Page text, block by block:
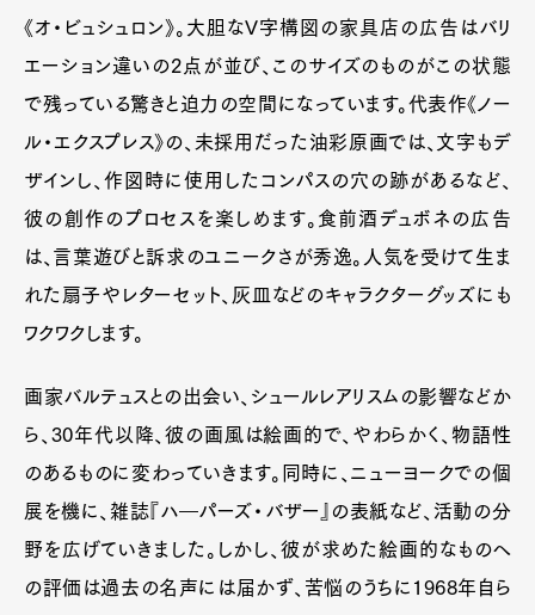
《オ・ビュシュロン》。大胆なV字構図の家具店の広告はバリ
エーション違いの2点が並び、このサイズのものがこの状態
で残っている驚きと迫力の空間になっています。代表作《ノー
ル・エクスプレス》の、未採用だった油彩原画では、文字もデ
ザインし、作図時に使用したコンパスの穴の跡があるなど、
彼の創作のプロセスを楽しめます。食前酒デュボネの広告
は、言葉遊びと訴求のユニークさが秀逸。人気を受けて生ま
れた扇子やレターセット、灰皿などのキャラクターグッズにも
ワクワクします。
画家バルテュスとの出会い、シュールレアリスムの影響などか
ら、30年代以降、彼の画風は絵画的で、やわらかく、物語性
のあるものに変わっていきます。同時に、ニューヨークでの個
展を機に、雑誌『ハ―パーズ・バザー』の表紙など、活動の分
野を広げていきました。しかし、彼が求めた絵画的なものへ
の評価は過去の名声には届かず、苦悩のうちに1968年自ら